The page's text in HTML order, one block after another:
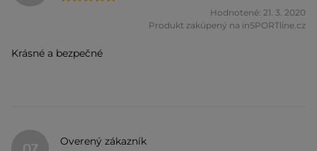
Hodnotené: 21. 3. 2020
Produkt zakúpený na inSPORTline.cz
Krásné a bezpečné
Overený zákazník